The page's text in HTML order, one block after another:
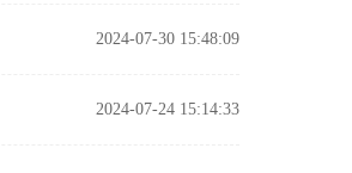
2024-07-30 15:48:09
2024-07-24 15:14:33